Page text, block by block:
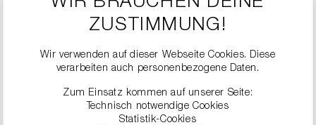
ZUSTIMMUNG!
Wir verwenden auf dieser Webseite Cookies. Diese
verarbeiten auch personenbezogene Daten.
Zum Einsatz kommen auf unserer Seite:
Technisch notwendige Cookies
Statistik-Cookies